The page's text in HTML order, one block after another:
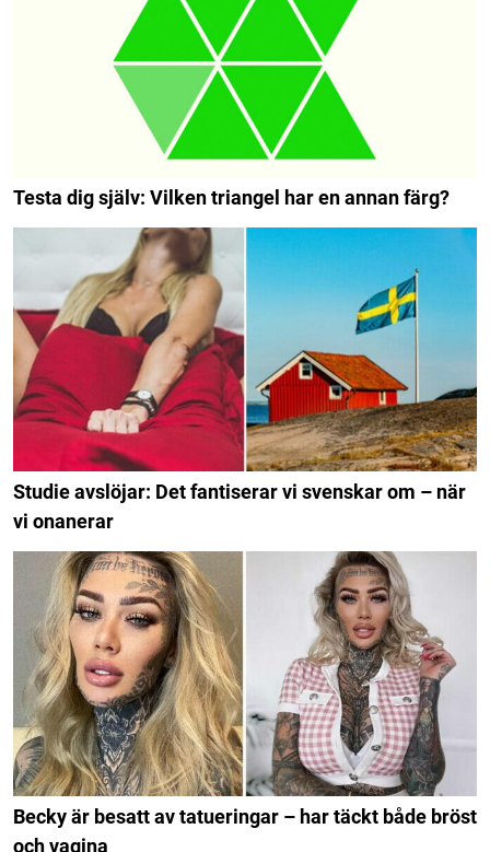
Testa dig själv: Vilken triangel har en annan färg?
Studie avslöjar: Det fantiserar vi svenskar om – när
vi onanerar
Becky är besatt av tatueringar – har täckt både bröst
och vagina